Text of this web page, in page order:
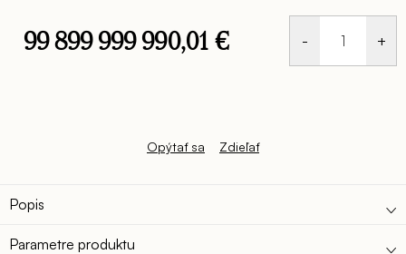
99 899 999 990,01 €
Opýtať sa Zdieľať
Popis
Parametre produktu